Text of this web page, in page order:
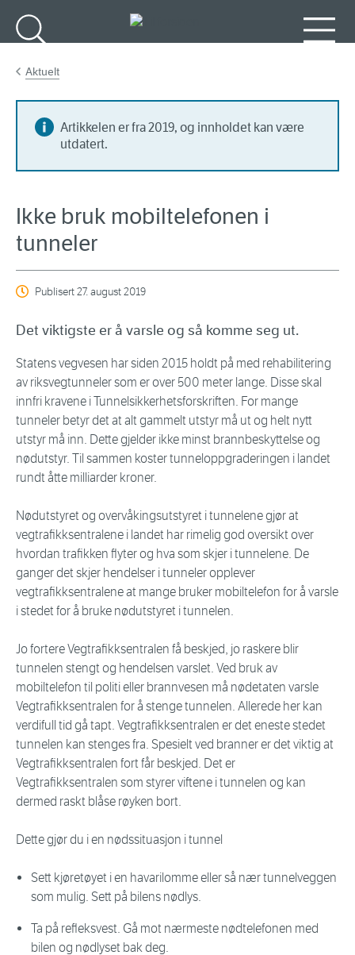
Aktuelt
Artikkelen er fra 2019, og innholdet kan være
utdatert.
Ikke bruk mobiltelefonen i
tunneler
Publisert27. august 2019
Det viktigste er å varsle og så komme seg ut.
Statens vegvesen har siden 2015 holdt på med rehabilitering
av riksvegtunneler som er over 500 meter lange. Disse skal
innfri kravene i Tunnelsikkerhetsforskriften. For mange
tunneler betyr det at alt gammelt utstyr må ut og helt nytt
utstyr må inn. Dette gjelder ikke minst brannbeskyttelse og
nødutstyr. Til sammen koster tunneloppgraderingen i landet
rundt åtte milliarder kroner.
Nødutstyret og overvåkingsutstyret i tunnelene gjør at
vegtrafikksentralene i landet har rimelig god oversikt over
hvordan trafikken flyter og hva som skjer i tunnelene. De
ganger det skjer hendelser i tunneler opplever
vegtrafikksentralene at mange bruker mobiltelefon for å varsle
i stedet for å bruke nødutstyret i tunnelen.
Jo fortere Vegtrafikksentralen få beskjed, jo raskere blir
tunnelen stengt og hendelsen varslet. Ved bruk av
mobiltelefon til politi eller brannvesen må nødetaten varsle
Vegtrafikksentralen for å stenge tunnelen. Allerede her kan
verdifull tid gå tapt. Vegtrafikksentralen er det eneste stedet
tunnelen kan stenges fra. Spesielt ved branner er det viktig at
Vegtrafikksentralen fort får beskjed. Det er
Vegtrafikksentralen som styrer viftene i tunnelen og kan
dermed raskt blåse røyken bort.
Dette gjør du i en nødssituasjon i tunnel
Sett kjøretøyet i en havarilomme eller så nær tunnelveggen
som mulig. Sett på bilens nødlys.
Ta på refleksvest. Gå mot nærmeste nødtelefonen med
bilen og nødlyset bak deg.